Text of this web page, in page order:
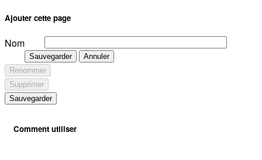
Ajouter cette page
Nom
Sauvegarder
Annuler
Renommer
Supprimer
Sauvegarder
Comment utiliser